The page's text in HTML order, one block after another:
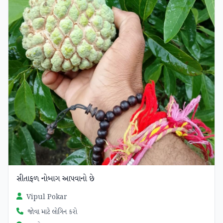
સીતાફળ નોબાગ આપવાનો છે
Vipul Pokar
જોવા માટે લોગિન કરો